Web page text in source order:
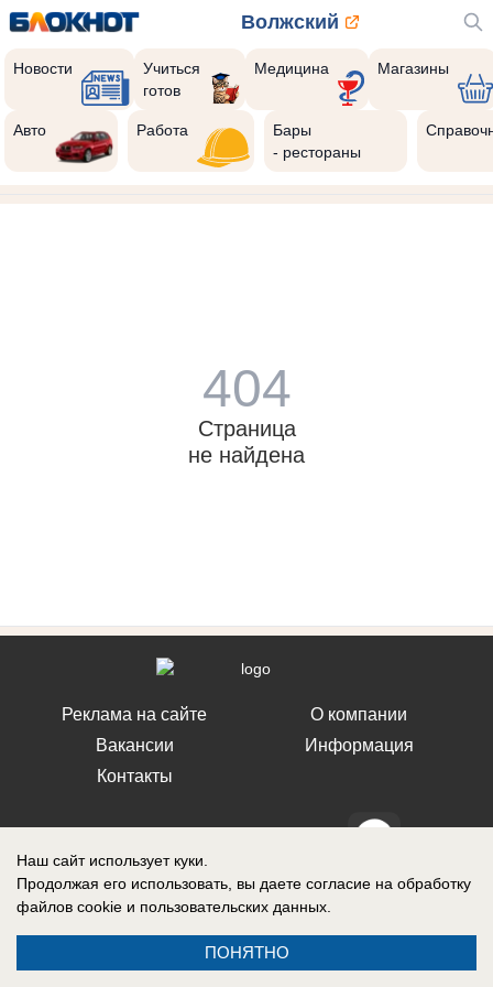
Волжский
Новости
Учиться
готов
Медицина Магазины
Авто Работа
Бары
- рестораны
404
Страница
не найдена
Реклама на сайте
Вакансии
Контакты
О компании
Информация
Свидетельство о регистрации СМИ: Эл № ФС 77-76240, выдано
Федеральной службой по надзору в сфере связи, информационных
Наш сайт использует куки.
Продолжая его использовать, вы даете согласие на обработку
файлов cookie и пользовательских данных.
ПОНЯТНО